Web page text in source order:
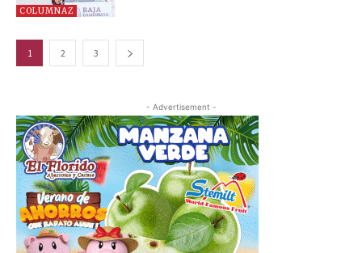
COLUMNAZ
1 2 3
- Advertisement -